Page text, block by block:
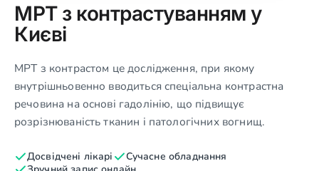
МРТ з контрастуванням у
Києві
МРТ з контрастом це дослідження, при якому
внутрішньовенно вводиться спеціальна контрастна
речовина на основі гадолінію, що підвищує
розрізнюваність тканин і патологічних вогнищ.
Досвідчені лікарі
Сучасне обладнання